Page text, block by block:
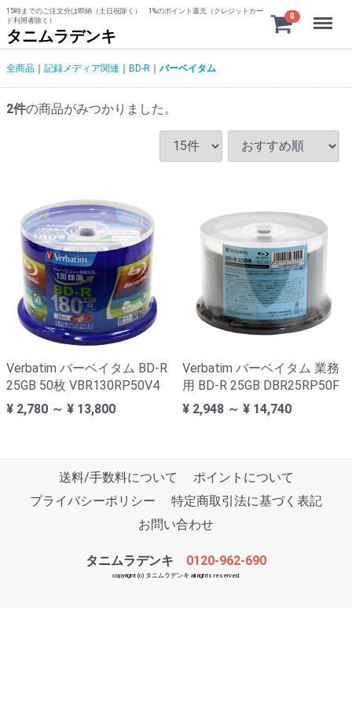
15時までのご注文分は即納（土日祝除く） 1%のポイント還元（クレジットカー
ド利用者除く）
タニムラデンキ
0 Menu
全商品 記録メディア関連 BD-R バーベイタム
2件の商品がみつかりました。
Verbatim バーベイタム BD-R
25GB 50枚 VBR130RP50V4
¥ 2,780 ～ ¥ 13,800
Verbatim バーベイタム 業務
用 BD-R 25GB DBR25RP50F
¥ 2,948 ～ ¥ 14,740
送料/手数料について
ポイントについて
プライバシーポリシー
特定商取引法に基づく表記
お問い合わせ
タニムラデンキ 0120-962-690
copyright (c) タニムラデンキ all rights reserved.